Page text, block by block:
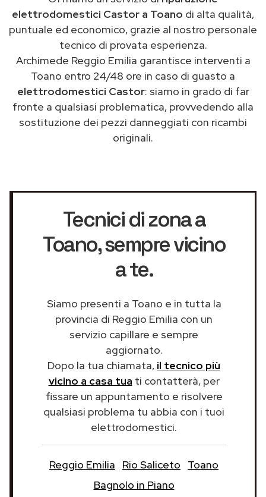
elettrodomestici Castor a Toano di alta qualità,
puntuale ed economico, grazie al nostro personale
tecnico di provata esperienza.
Archimede Reggio Emilia garantisce interventi a
Toano entro 24/48 ore in caso di guasto a
elettrodomestici Castor: siamo in grado di far
fronte a qualsiasi problematica, provvedendo alla
sostituzione dei pezzi danneggiati con ricambi
originali.
Tecnici di zona a
Toano, sempre vicino
a te.
Siamo presenti a Toano e in tutta la
provincia di Reggio Emilia con un
servizio capillare e sempre
aggiornato.
Dopo la tua chiamata, il tecnico più
vicino a casa tua ti contatterà, per
fissare un appuntamento e risolvere
qualsiasi problema tu abbia con i tuoi
elettrodomestici.
Reggio Emilia Rio Saliceto
Toano
Bagnolo in Piano